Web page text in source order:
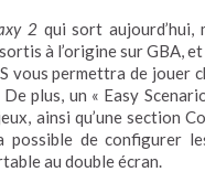
2qui sort aujourd’hui,
à l’origine sur GBA,
vous permettra de jouer
plus, un « Easy
ainsi qu’une section
possible de configurer
au double écran.